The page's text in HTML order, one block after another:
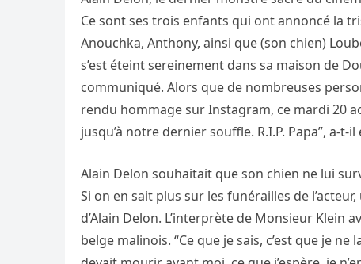
Ce sont ses trois enfants qui ont annoncé la
Anouchka, Anthony, ainsi que (son chien)
s’est éteint sereinement dans sa maison de
communiqué. Alors que de nombreuses
rendu hommage sur Instagram, ce mardi 20
jusqu’à notre dernier souffle. R.I.P. Papa”, a-t-il
Alain Delon souhaitait que son chien ne lui
Si on en sait plus sur les funérailles de
d’Alain Delon. L’interprète de Monsieur Klein
belge malinois. “Ce que je sais, c’est que je ne